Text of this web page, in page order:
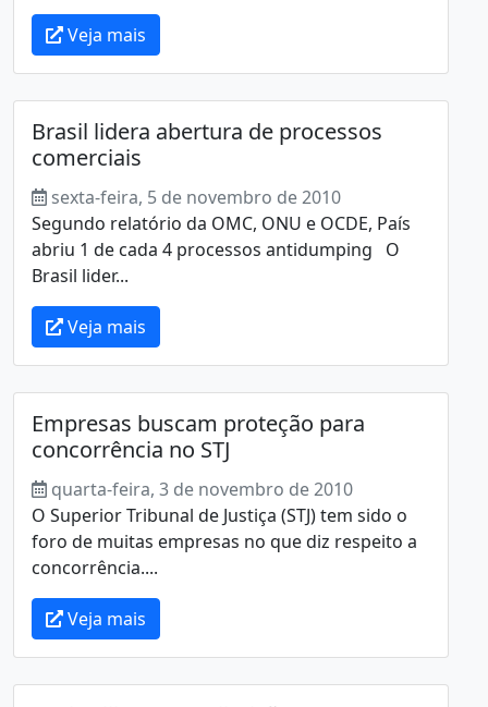
Veja mais
Brasil lidera abertura de processos
comerciais
sexta-feira, 5 de novembro de 2010
Segundo relatório da OMC, ONU e OCDE, País
abriu 1 de cada 4 processos antidumping O
Brasil lider...
Veja mais
Empresas buscam proteção para
concorrência no STJ
quarta-feira, 3 de novembro de 2010
O Superior Tribunal de Justiça (STJ) tem sido o
foro de muitas empresas no que diz respeito a
concorrência....
Veja mais